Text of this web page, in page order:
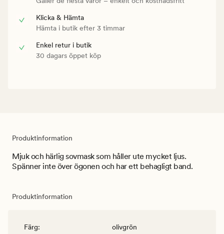
Klicka & Hämta
Hämta i butik efter 3 timmar
Enkel retur i butik
30 dagars öppet köp
Produktinformation
Mjuk och härlig sovmask som håller ute mycket ljus.
Spänner inte över ögonen och har ett behagligt band.
Produktinformation
Färg: olivgrön